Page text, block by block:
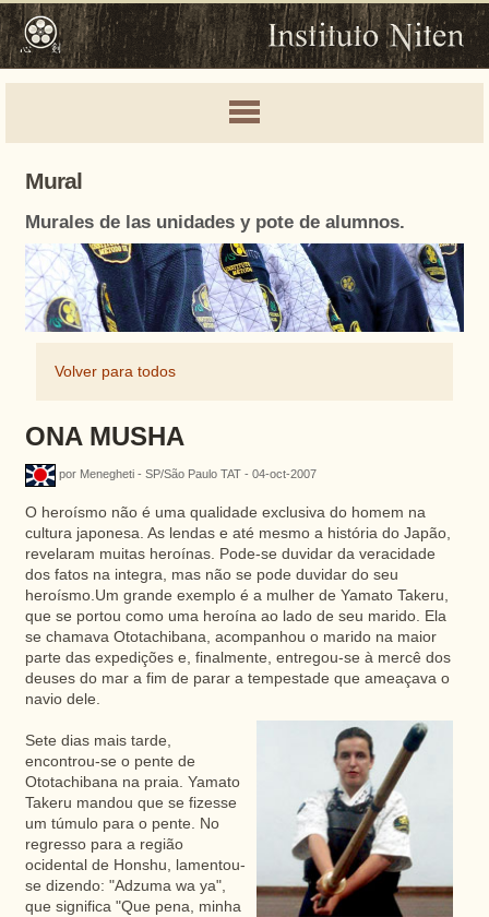
Mural
Murales de las unidades y pote de alumnos.
Volver para todos
ONA MUSHA
por Menegheti - SP/São Paulo TAT - 04-oct-2007
O heroísmo não é uma qualidade exclusiva do homem na
cultura japonesa. As lendas e até mesmo a história do Japão,
revelaram muitas heroínas. Pode-se duvidar da veracidade
dos fatos na integra, mas não se pode duvidar do seu
heroísmo.Um grande exemplo é a mulher de Yamato Takeru,
que se portou como uma heroína ao lado de seu marido. Ela
se chamava Ototachibana, acompanhou o marido na maior
parte das expedições e, finalmente, entregou-se à mercê dos
deuses do mar a fim de parar a tempestade que ameaçava o
navio dele.
Sete dias mais tarde,
encontrou-se o pente de
Ototachibana na praia. Yamato
Takeru mandou que se fizesse
um túmulo para o pente. No
regresso para a região
ocidental de Honshu, lamentou-
se dizendo: "Adzuma wa ya",
que significa "Que pena, minha